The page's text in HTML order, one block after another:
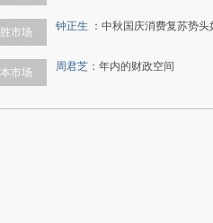
市场 钟正生 ： 中秋国庆消费复苏势头
市场 周君芝 ： 年内的财政空间